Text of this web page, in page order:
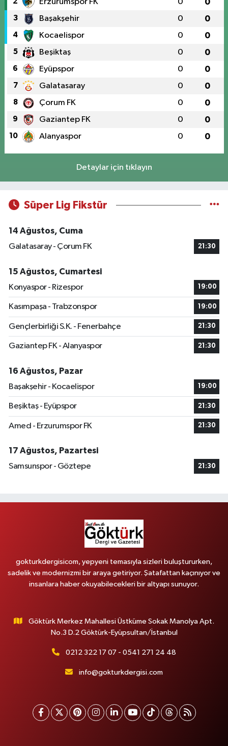
Erzurumspor FK 0 0
3 Başakşehir 0 0
4 Kocaelispor 0 0
5 Beşiktaş 0 0
6 Eyüpspor 0 0
7 Galatasaray 0 0
8 Çorum FK 0 0
9 Gaziantep FK 0 0
10 Alanyaspor 0 0
Detaylar için tıklayın
Süper Lig Fikstür
14 Ağustos, Cuma
Galatasaray - Çorum FK
21:30
15 Ağustos, Cumartesi
Konyaspor - Rizespor
19:00
Kasımpaşa - Trabzonspor 19:00
Gençlerbirliği S.K. - Fenerbahçe 21:30
Gaziantep FK - Alanyaspor 21:30
16 Ağustos, Pazar
Başakşehir - Kocaelispor
19:00
Beşiktaş - Eyüpspor 21:30
Amed - Erzurumspor FK 21:30
17 Ağustos, Pazartesi
Samsunspor - Göztepe
21:30
gokturkdergisicom, yepyeni temasıyla sizleri buluştururken,
sadelik ve modernizmi bir araya getiriyor. Şatafattan kaçınıyor ve
insanlara haber okuyabilecekleri bir altyapı sunuyor.
Göktürk Merkez Mahallesi Üstküme Sokak Manolya Apt.
No.3 D.2 Göktürk-Eyüpsultan/İstanbul
0212 322 17 07 - 0541 271 24 48
info@gokturkdergisi.com